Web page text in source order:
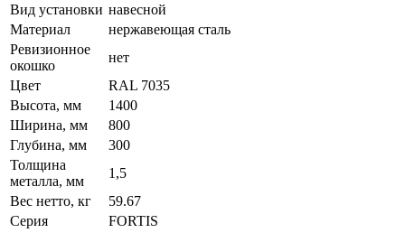
Вид установки навесной
Материал
нержавеющая сталь
Ревизионное
окошко
нет
Цвет
RAL 7035
Высота, мм
1400
Ширина, мм
800
Глубина, мм
300
Толщина
металла, мм
1,5
Вес нетто, кг
59.67
Серия
FORTIS